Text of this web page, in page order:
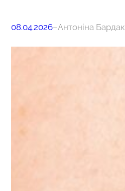
08.04.2026–Антоніна Бардак